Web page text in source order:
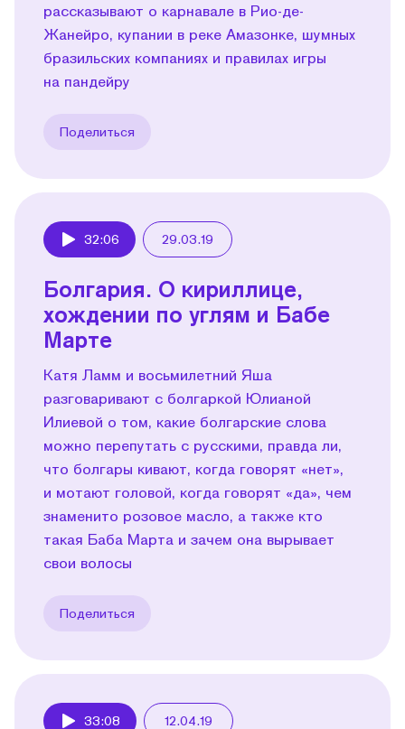
рассказывают о карнавале в Рио-де-
Жанейро, купании в реке Амазонке, шумных
бразильских компаниях и правилах игры
на пандейру
Поделиться
32:06 29.03.19
Болгария. О кириллице,
хождении по углям и Бабе
Марте
Катя Ламм и восьмилетний Яша
разговаривают с болгаркой Юлианой
Илиевой о том, какие болгарские слова
можно перепутать с русскими, правда ли,
что болгары кивают, когда говорят «нет»,
и мотают головой, когда говорят «да», чем
знаменито розовое масло, а также кто
такая Баба Марта и зачем она вырывает
свои волосы
Поделиться
33:08 12.04.19